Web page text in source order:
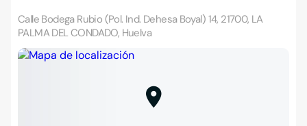
Calle Bodega Rubio (Pol. Ind. Dehesa Boyal) 14, 21700, LA
PALMA DEL CONDADO, Huelva